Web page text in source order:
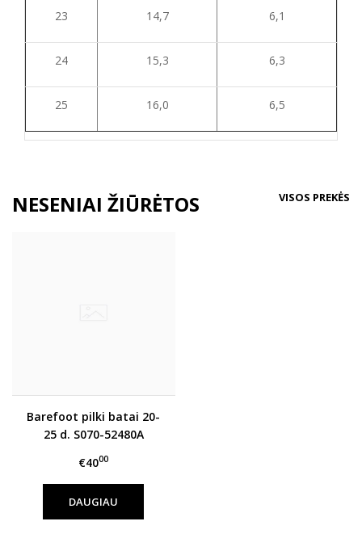
23 14,7 6,1
24 15,3 6,3
25 16,0 6,5
NESENIAI ŽIŪRĖTOS VISOS PREKĖS
Barefoot pilki batai 20-
25 d. S070-52480A
€4000
DAUGIAU